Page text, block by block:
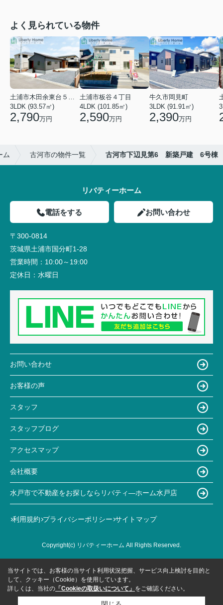
よく見られている物件
3LDK (93.57㎡)
2,790万円
土浦市板谷４丁目
4LDK (101.85㎡)
2,590万円
牛久市岡見町
3LDK (91.91㎡)
2,390万円
ム 古河市の物件一覧 古河市下辺見第6 新築戸建 6号棟
リバティーホーム
電話をする お問い合わせ
〒300-0814
茨城県土浦市国分町1-28
営業時間： 10:00～19:00
定休日： 水曜日
お問い合わせ
お客様の声
スタッフ
スタッフブログ
アクセスマップ
会社概要
水戸市で不動産をお探しならリバティ―ホーム水戸店
利用規約 プライバシーポリシー サイトマップ
Copyright(c) リバティーホーム All Rights Reserved.
当サイトでは、お客様の当サイト利用状況把握、サービス向上検討を目的と
して、クッキー（Cookie）を使用しています。
詳しくは、当社の 「Cookieの取扱いについて」 をご確認ください。